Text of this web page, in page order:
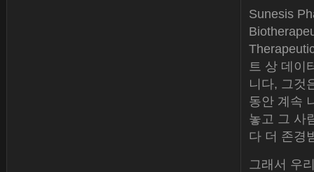
Sunesis
트 상 데이
니다, 그것
동안 계속
놓고 그 사
다 더 존경
그래서 우